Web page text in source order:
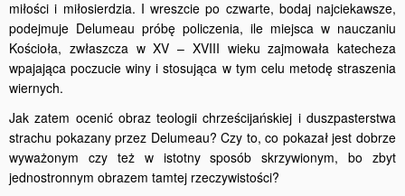
miłości i miłosierdzia. I wreszcie po czwarte, bodaj najciekawsze,
podejmuje Delumeau próbę policzenia, ile miejsca w nauczaniu
Kościoła, zwłaszcza w XV – XVIII wieku zajmowała katecheza
wpajająca poczucie winy i stosująca w tym celu metodę straszenia
wiernych.
Jak zatem ocenić obraz teologii chrześcijańskiej i duszpasterstwa
strachu pokazany przez Delumeau? Czy to, co pokazał jest dobrze
wyważonym czy też w istotny sposób skrzywionym, bo zbyt
jednostronnym obrazem tamtej rzeczywistości?